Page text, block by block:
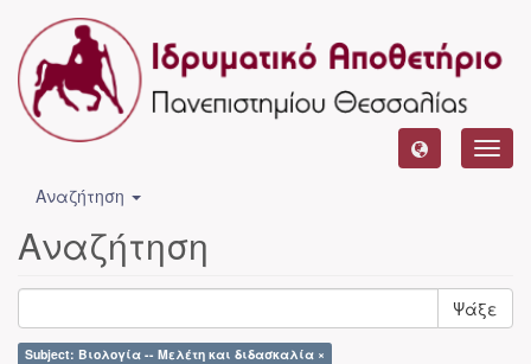
Αναζήτηση
Αναζήτηση
Ψάξε
Subject: Βιολογία -- Μελέτη και διδασκαλία ×